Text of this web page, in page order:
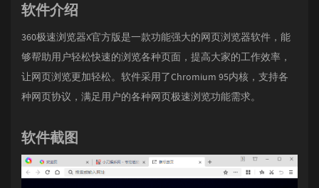
软件介绍
360极速浏览器X官方版是一款功能强大的网页浏览器软件，能
够帮助用户轻松快速的浏览各种页面，提高大家的工作效率，
让网页浏览更加轻松。软件采用了Chromium 95内核，支持各
种网页协议，满足用户的各种网页极速浏览功能需求。
软件截图